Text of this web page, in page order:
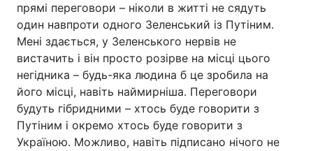
прямі переговори – ніколи в житті не сядуть
один навпроти одного Зеленський із Путіним.
Мені здається, у Зеленського нервів не
вистачить і він просто розірве на місці цього
негідника – будь-яка людина б це зробила на
його місці, навіть наймирніша. Переговори
будуть гібридними – хтось буде говорити з
Путіним і окремо хтось буде говорити з
Україною. Можливо, навіть підписано нічого не